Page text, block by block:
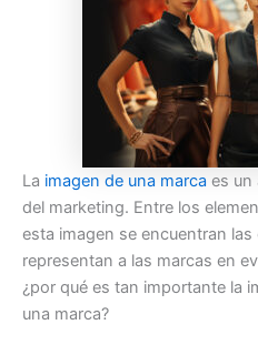
La imagen de una marca es un
del marketing. Entre los
esta imagen se encuentran
representan a las marcas en
¿por qué es tan importante la
una marca?